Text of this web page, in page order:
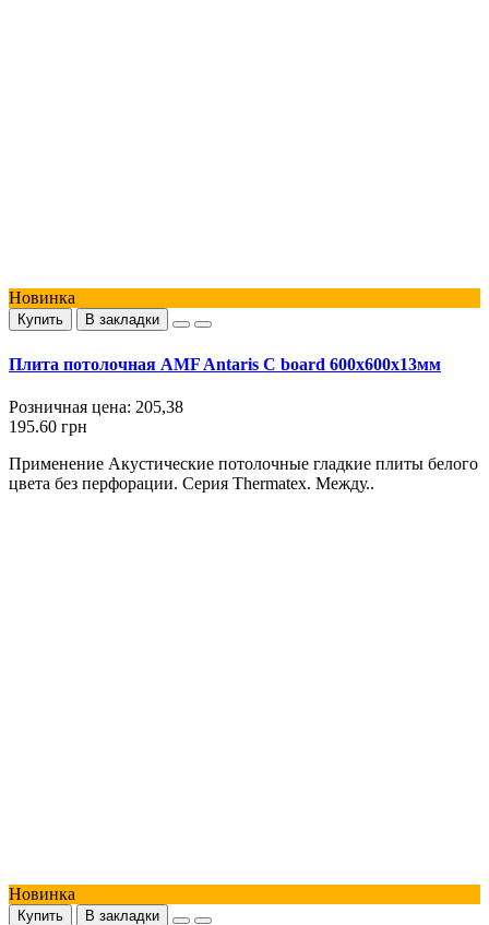
Новинка
Купить В закладки
Плита потолочная AMF Antaris С board 600x600x13мм
Розничная цена: 205,38
195.60 грн
Применение Акустические потолочные гладкие плиты белого
цвета без перфорации. Серия Thermatex. Между..
Новинка
Купить В закладки